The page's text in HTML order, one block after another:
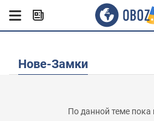
Нове-Замки
По данной теме пока